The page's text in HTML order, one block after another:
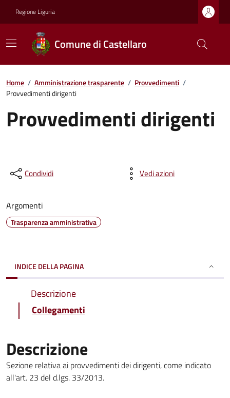
Regione Liguria
Comune di Castellaro
Home / Amministrazione trasparente / Provvedimenti /
Provvedimenti dirigenti
Provvedimenti dirigenti
Condividi Vedi azioni
Argomenti
Trasparenza amministrativa
INDICE DELLA PAGINA
Descrizione
Collegamenti
Descrizione
Sezione relativa ai provvedimenti dei dirigenti, come indicato
all'art. 23 del d.lgs. 33/2013.